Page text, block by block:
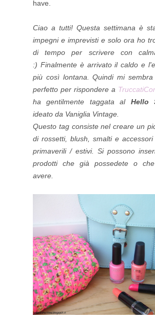
have.
Ciao a tutti! Questa settimana è
impegni e imprevisti e solo ora ho
di tempo per scrivere con
:) Finalmente è arrivato il caldo e
più così lontana. Quindi mi
perfetto per rispondere a
ha gentilmente taggata al Hello
ideato da Vaniglia Vintage.
Questo tag consiste nel creare un
di rossetti, blush, smalti e
primaverili / estivi. Si possono
prodotti che già possedete o che
avere.